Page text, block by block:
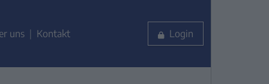
uns Kontakt Login